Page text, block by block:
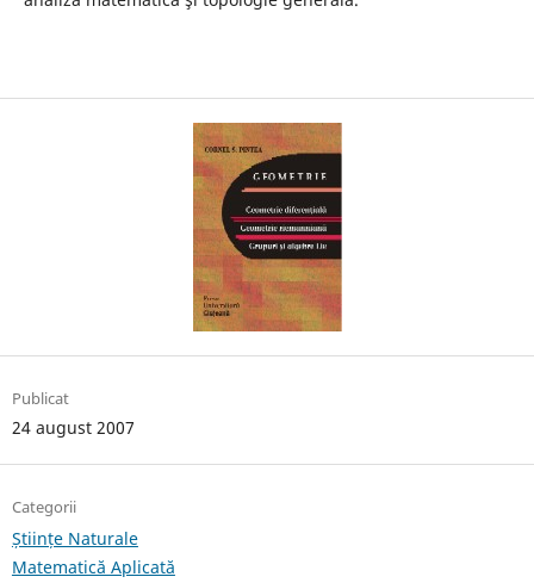
Publicat
24 august 2007
Categorii
Științe Naturale
Matematică Aplicată